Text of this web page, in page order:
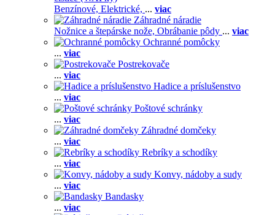
Benzínové, Elektrické, ... viac
Záhradné náradie
Nožnice a štepárske nože, Obrábanie pôdy ... viac
Ochranné pomôcky
... viac
Postrekovače
... viac
Hadice a príslušenstvo
... viac
Poštové schránky
... viac
Záhradné domčeky
... viac
Rebríky a schodíky
... viac
Konvy, nádoby a sudy
... viac
Bandasky
... viac